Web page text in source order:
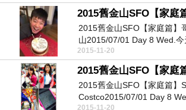
2015舊金山SFO【家庭篇】
山2015/07/01 Day 8 Wed.今
2015-11-20
2015舊金山SFO【家庭
2015舊金山SFO【家庭篇】
Costco2015/07/01 Day 8
2015-11-20